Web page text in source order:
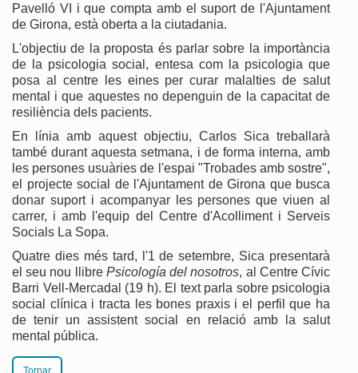
Pavelló VI i que compta amb el suport de l'Ajuntament
de Girona, està oberta a la ciutadania.
L'objectiu de la proposta és parlar sobre la importància
de la psicologia social, entesa com la psicologia que
posa al centre les eines per curar malalties de salut
mental i que aquestes no depenguin de la capacitat de
resiliència dels pacients.
En línia amb aquest objectiu, Carlos Sica treballarà
també durant aquesta setmana, i de forma interna, amb
les persones usuàries de l'espai "Trobades amb sostre",
el projecte social de l'Ajuntament de Girona que busca
donar suport i acompanyar les persones que viuen al
carrer, i amb l'equip del Centre d'Acolliment i Serveis
Socials La Sopa.
Quatre dies més tard, l'1 de setembre, Sica presentarà
el seu nou llibre Psicología del nosotros, al Centre Cívic
Barri Vell-Mercadal (19 h). El text parla sobre psicologia
social clínica i tracta les bones praxis i el perfil que ha
de tenir un assistent social en relació amb la salut
mental pública.
Tornar